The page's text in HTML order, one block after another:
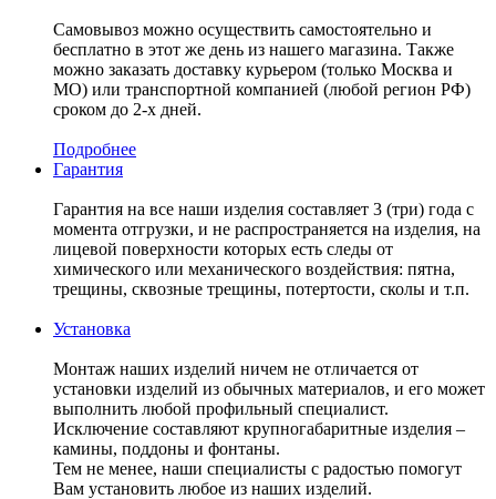
Самовывоз можно осуществить самостоятельно и
бесплатно в этот же день из нашего магазина. Также
можно заказать доставку курьером (только Москва и
МО) или транспортной компанией (любой регион РФ)
сроком до 2-х дней.
Подробнее
Гарантия
Гарантия на все наши изделия составляет 3 (три) года с
момента отгрузки, и не распространяется на изделия, на
лицевой поверхности которых есть следы от
химического или механического воздействия: пятна,
трещины, сквозные трещины, потертости, сколы и т.п.
Установка
Монтаж наших изделий ничем не отличается от
установки изделий из обычных материалов, и его может
выполнить любой профильный специалист.
Исключение составляют крупногабаритные изделия –
камины, поддоны и фонтаны.
Тем не менее, наши специалисты с радостью помогут
Вам установить любое из наших изделий.